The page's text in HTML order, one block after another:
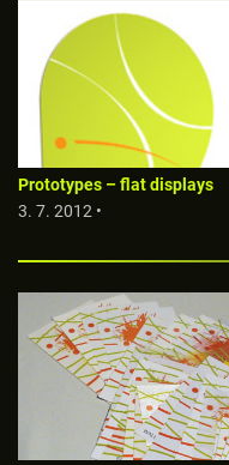
Prototypes – flat displays
3. 7. 2012 •